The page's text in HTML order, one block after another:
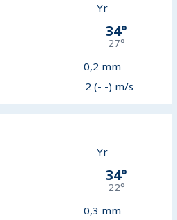
Yr
34°
27°
0,2 mm
2 (- -) m/s
Yr
34°
22°
0,3 mm